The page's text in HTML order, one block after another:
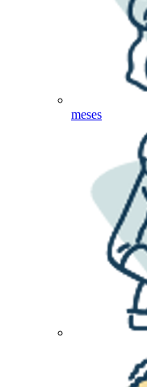
meses